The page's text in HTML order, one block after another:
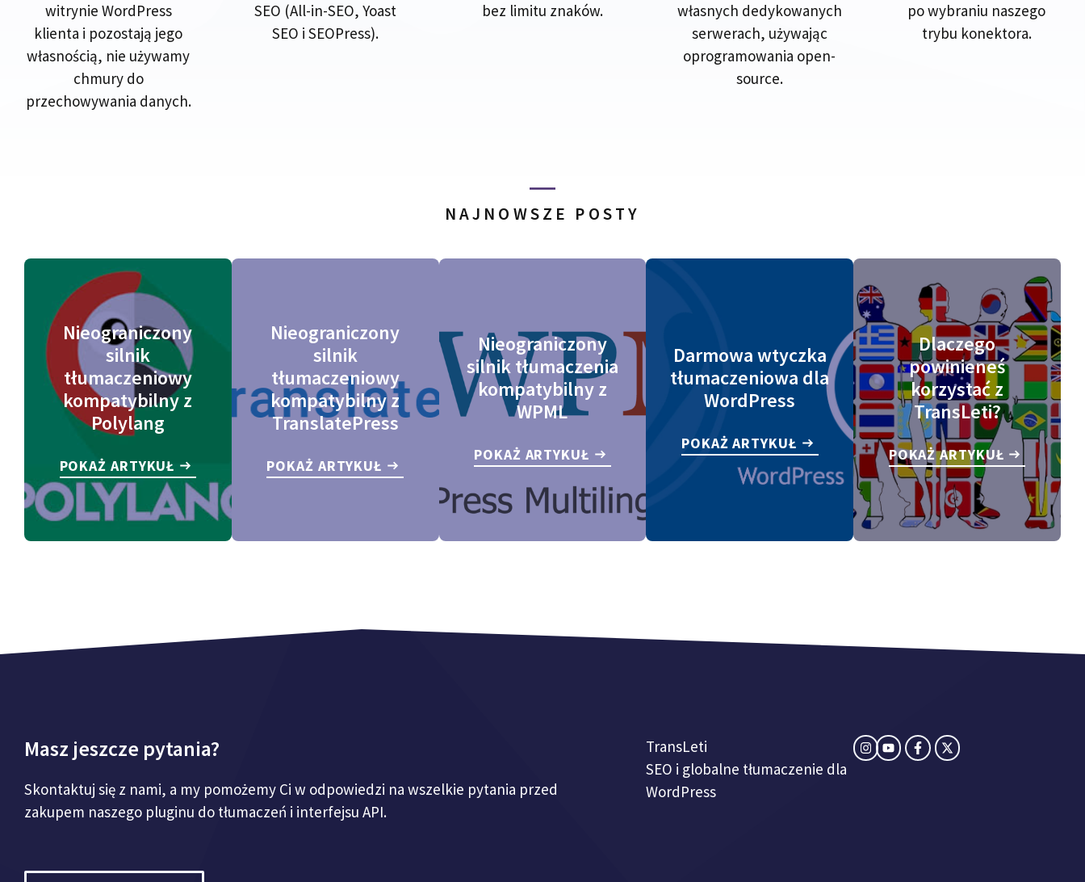
witrynie WordPress
klienta i pozostają jego
własnością, nie używamy
chmury do
przechowywania danych.
SEO (All-in-SEO, Yoast
SEO i SEOPress).
bez limitu znaków.
własnych dedykowanych
serwerach, używając
oprogramowania open-
source.
po wybraniu naszego
trybu konektora.
NAJNOWSZE POSTY
Nieograniczony
silnik
tłumaczeniowy
kompatybilny z
Polylang
POKAŻ ARTYKUŁ
Nieograniczony
silnik
tłumaczeniowy
kompatybilny z
TranslatePress
POKAŻ ARTYKUŁ
Nieograniczony
silnik tłumaczenia
kompatybilny z
WPML
POKAŻ ARTYKUŁ
Darmowa wtyczka
tłumaczeniowa dla
WordPress
POKAŻ ARTYKUŁ
Dlaczego
powinieneś
korzystać z
TransLeti?
POKAŻ ARTYKUŁ
Masz jeszcze pytania?
Skontaktuj się z nami, a my pomożemy Ci w odpowiedzi na wszelkie pytania przed
zakupem naszego pluginu do tłumaczeń i interfejsu API.
TransLeti
SEO i globalne tłumaczenie dla
WordPress